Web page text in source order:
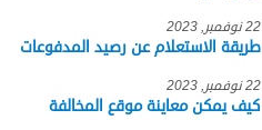
22 نوفمبر, 2023
طريقة الاستعلام عن رصيد المدفوعات
22 نوفمبر, 2023
كيف يمكن معاينة موقع المخالفة